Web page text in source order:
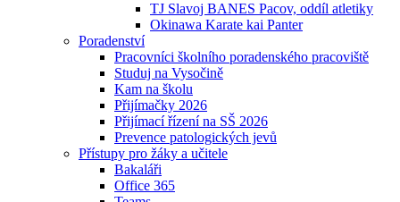
TJ Slavoj BANES Pacov, oddíl atletiky
Okinawa Karate kai Panter
Poradenství
Pracovníci školního poradenského pracoviště
Studuj na Vysočině
Kam na školu
Přijímačky 2026
Přijímací řízení na SŠ 2026
Prevence patologických jevů
Přístupy pro žáky a učitele
Bakaláři
Office 365